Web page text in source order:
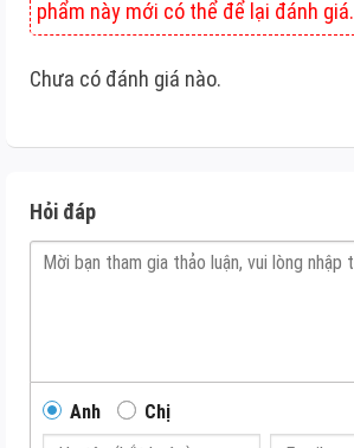
phẩm này mới có thể để lại đánh giá.
Chưa có đánh giá nào.
Hỏi đáp
Anh Chị